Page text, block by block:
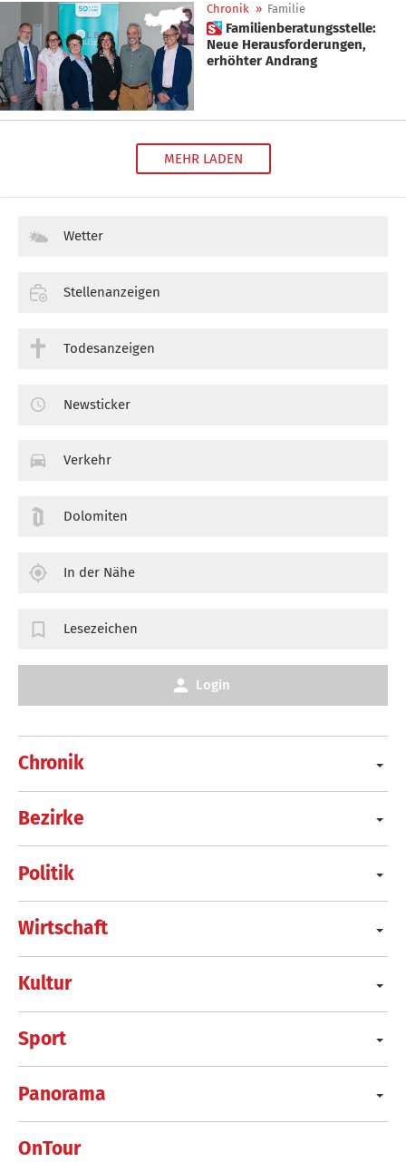
Chronik » Familie
 Familienberatungsstelle:
Neue Herausforderungen,
erhöhter Andrang
MEHR LADEN
Chronik
Bezirke
Politik
Wirtschaft
Kultur
Sport
Panorama
OnTour
Wetter
Stellenanzeigen
Todesanzeigen
Newsticker
Verkehr
Dolomiten
In der Nähe
Lesezeichen
Login